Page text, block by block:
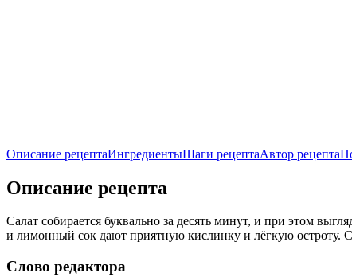
Описание рецептаИнгредиентыШаги рецептаАвтор рецепта
Описание рецепта
Салат собирается буквально за десять минут, и при этом
и лимонный сок дают приятную кислинку и лёгкую остроту.
Слово редактора